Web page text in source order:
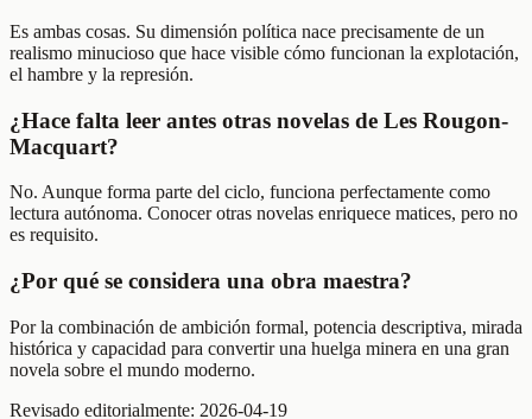
Es ambas cosas. Su dimensión política nace precisamente de un
realismo minucioso que hace visible cómo funcionan la explotación,
el hambre y la represión.
¿Hace falta leer antes otras novelas de Les Rougon-
Macquart?
No. Aunque forma parte del ciclo, funciona perfectamente como
lectura autónoma. Conocer otras novelas enriquece matices, pero no
es requisito.
¿Por qué se considera una obra maestra?
Por la combinación de ambición formal, potencia descriptiva, mirada
histórica y capacidad para convertir una huelga minera en una gran
novela sobre el mundo moderno.
Revisado editorialmente: 2026-04-19